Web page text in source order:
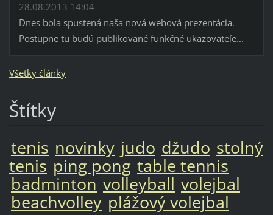
28.08.2013 14:04
Dnes bola spustená naša nová webová prezentácia.
Postupne tu budú publikované funkčné ukazovateľe...
Všetky články
Štítky
tenis novinky judo džudo stolný
tenis ping pong table tennis
badminton volleyball volejbal
beachvolley plážový volejbal